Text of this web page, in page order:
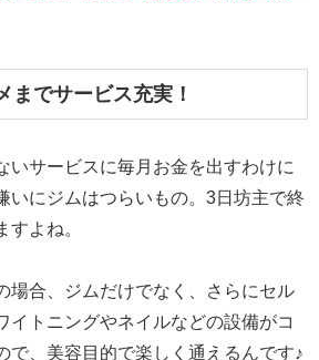
までサービス充実！
いサービスに毎月お金を出すわけに
いにジムはつらいもの。3日坊主で終
よね。
場合、ジムだけでなく、さらにセル
イトニングやネイルなどの設備がコ
で、美容目的で楽しく通えるんです♪